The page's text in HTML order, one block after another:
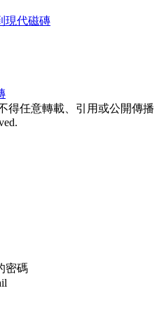
現代磁磚
得任意轉載、引用或公開傳播
密碼